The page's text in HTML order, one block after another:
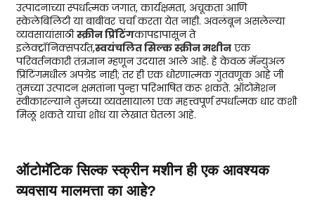
उत्पादनाच्या स्पर्धात्मक जगात, कार्यक्षमता, अचूकता आणि
स्केलेबिलिटी या बाबींवर चर्चा करता येत नाही. अवलंबून असलेल्या
व्यवसायांसाठीस्क्रीन प्रिंटिंगकापडापासून ते
इलेक्ट्रॉनिक्सपर्यंत,स्वयंचलित सिल्क स्क्रीन मशीनएक
परिवर्तनकारी तंत्रज्ञान म्हणून उदयास आले आहे. हे केवळ मॅन्युअल
प्रिंटिंगमधील अपग्रेड नाही; तर ही एक धोरणात्मक गुंतवणूक आहे जी
तुमच्या उत्पादन क्षमतांना पुन्हा परिभाषित करू शकते. ऑटोमेशन
स्वीकारल्याने तुमच्या व्यवसायाला एक महत्त्वपूर्ण स्पर्धात्मक धार कशी
मिळू शकते याचा शोध या लेखात घेतला आहे.
ऑटोमॅटिक सिल्क स्क्रीन मशीन ही एक आवश्यक
व्यवसाय मालमत्ता का आहे?